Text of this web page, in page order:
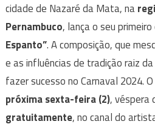
cidade de Nazaré da Mata, na
Pernambuco, lança o seu
Espanto”. A composição, que
e as influências de tradição raiz
fazer sucesso no Carnaval 2024.
próxima sexta-feira (2), véspera
gratuitamente, no canal do